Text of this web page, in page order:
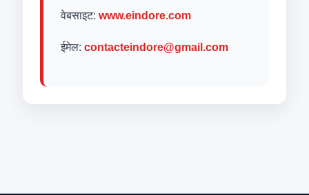
वेबसाइट: www.eindore.com
ईमेल: contacteindore@gmail.com